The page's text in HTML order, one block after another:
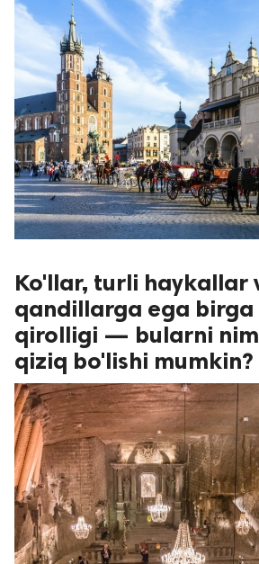
Ko'llar, turli haykallar
qandillarga ega birga
qirolligi — bularni
qiziq bo'lishi mumkin?